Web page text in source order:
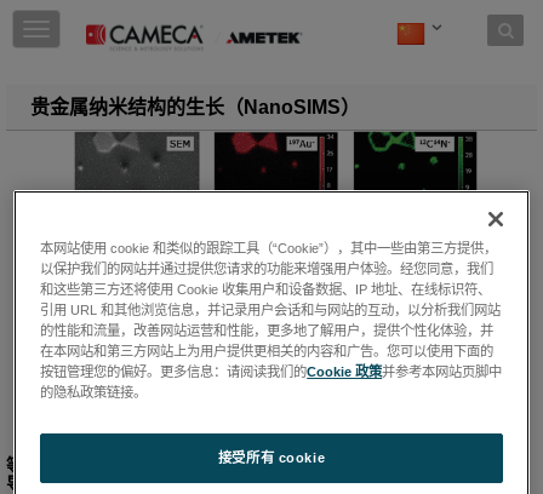
Skip to content
T
o
g
l
a
g
a
o
n
贵金属纳米结构的生长（NanoSIMS）
等离子体介导的贵金属纳米结构的生长：聚乙烯吡咯烷酮（PVP）在引
导金纳米棱柱各向异性生长中的作用
本网站使用 cookie 和类似的跟踪工具（“Cookie”），其中一些由第三方提供，
以保护我们的网站并通过提供您请求的功能来增强用户体验。经您同意，我们
和这些第三方还将使用 Cookie 收集用户和设备数据、IP 地址、在线标识符、
引用 URL 和其他浏览信息，并记录用户会话和与网站的互动，以分析我们网站
的性能和流量，改善网站运营和性能，更多地了解用户，提供个性化体验，并
在本网站和第三方网站上为用户提供更相关的内容和广告。您可以使用下面的
按钮管理您的偏好。更多信息：请阅读我们的Cookie 政策并参考本网站页脚中
的隐私政策链接。
接受所有 cookie